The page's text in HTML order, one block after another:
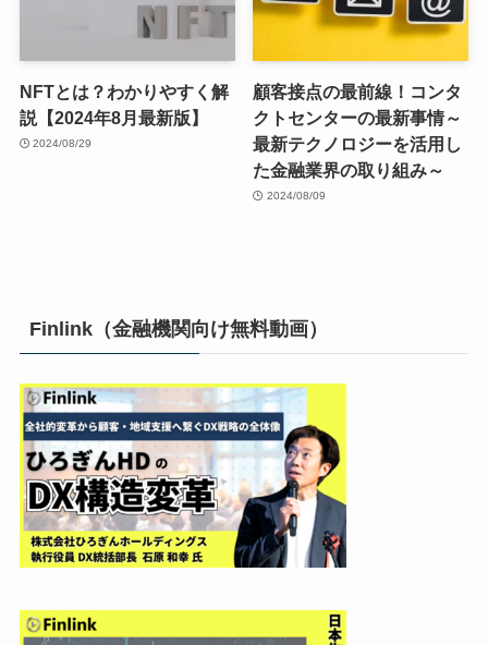
NFTとは？わかりやすく解
説【2024年8月最新版】
2024/08/29
顧客接点の最前線！コンタ
クトセンターの最新事情～
最新テクノロジーを活用し
た金融業界の取り組み～
2024/08/09
Finlink（金融機関向け無料動画）